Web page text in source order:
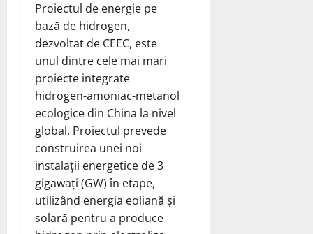
Proiectul de energie pe
bază de hidrogen,
dezvoltat de CEEC, este
unul dintre cele mai mari
proiecte integrate
hidrogen-amoniac-metanol
ecologice din China la nivel
global. Proiectul prevede
construirea unei noi
instalații energetice de 3
gigawați (GW) în etape,
utilizând energia eoliană și
solară pentru a produce